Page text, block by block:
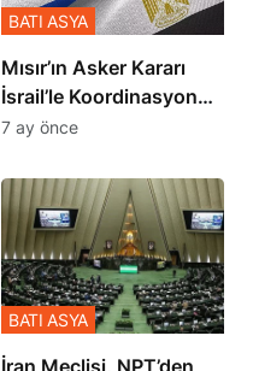
Mısır’ın Asker Kararı
İsrail’le Koordinasyon
İçinde Gerçekleşmiş
BATI ASYA
7 ay önce
İran Meclisi, NPT’den
BATI ASYA